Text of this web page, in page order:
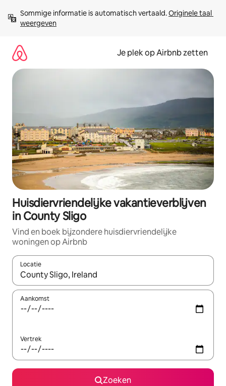
direct
naar
Sommige informatie is automatisch vertaald. Originele taal
weergeven
Je plek op Airbnb zetten
Huisdiervriendelijke vakantieverblijven
in County Sligo
Vind en boek bijzondere huisdiervriendelijke
woningen op Airbnb
Locatie
Wanneer er resultaten beschikbaar zijn, maak je een keuze
Aankomst
Vertrek
Zoeken